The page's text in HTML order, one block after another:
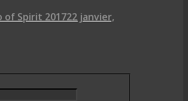
of Spirit 201722 janvier,